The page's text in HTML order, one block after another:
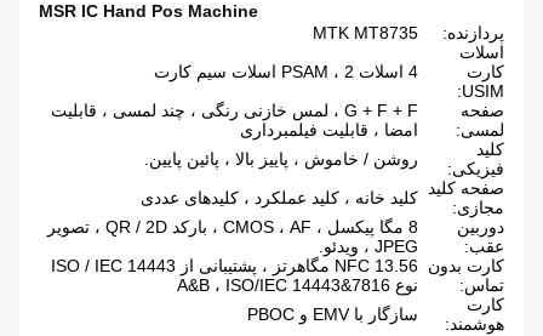
MSR IC Hand Pos Machine
پردازنده:
MTK MT8735
اسلات
کارت
USIM:
4 اسلات PSAM ، 2 اسلات سیم کارت
صفحه
لمسی:
G + F + F ، لمس خازنی رنگی ، چند لمسی ، قابلیت
امضا ، قابلیت فیلمبرداری
کلید
فیزیکی:
روشن / خاموش ، پاییز بالا ، پائین پایین.
صفحه کلید
مجازی:
کلید خانه ، کلید عملکرد ، کلیدهای عددی
دوربین
عقب:
8 مگا پیکسل ، CMOS ، AF ، بارکد QR / 2D ، تصویر
JPEG ، ویدئو.
کارت بدون
تماس:
NFC 13.56 مگاهرتز ، پشتیبانی از ISO / IEC 14443
نوع A&B ، ISO/IEC 14443&7816
کارت
هوشمند:
سازگار با EMV و PBOC